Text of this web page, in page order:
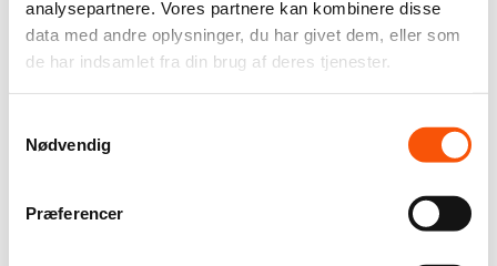
analysepartnere. Vores partnere kan kombinere disse
data med andre oplysninger, du har givet dem, eller som
de har indsamlet fra din brug af deres tjenester.
Nødvendig
Præferencer